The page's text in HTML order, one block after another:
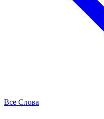
Все Слова